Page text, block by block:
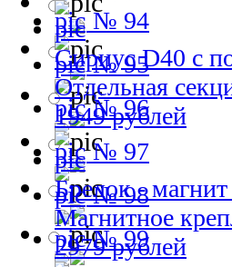
№ 94
№ 95
№ 96
№ 97
№ 98
№ 99
Сириус D40 с
Отдельная
1949 рублей
Брелок -
Магнитное
2979 рублей